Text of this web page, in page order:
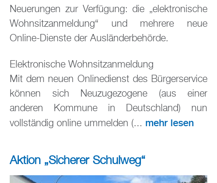
Neuerungen zur Verfügung: die „elektronische
Wohnsitzanmeldung“ und mehrere neue
Online-Dienste der Ausländerbehörde.
Elektronische Wohnsitzanmeldung
Mit dem neuen Onlinedienst des Bürgerservice
können sich Neuzugezogene (aus einer
anderen Kommune in Deutschland) nun
vollständig online ummelden (... mehr lesen
Aktion „Sicherer Schulweg“